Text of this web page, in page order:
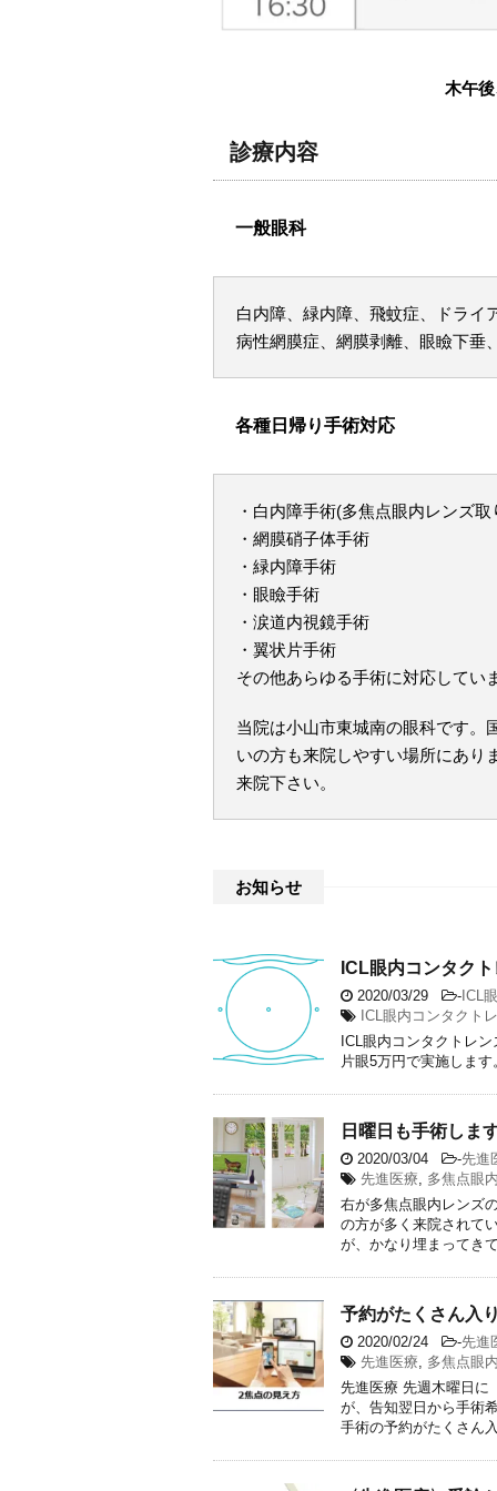
木午
診療内容
一般眼科
白内障、緑内障、飛蚊症、ドライ
病性網膜症、網膜剥離、眼瞼下垂
各種日帰り手術対応
・白内障手術(多焦点眼内レンズ取
・網膜硝子体手術
・緑内障手術
・眼瞼手術
・涙道内視鏡手術
・翼状片手術
その他あらゆる手術に対応してい
当院は小山市東城南の眼科です。
いの方も来院しやすい場所にあり
来院下さい。
お知らせ
ICL眼内コンタク
2020/03/29 - ICL
ICL眼内コンタクト
ICL眼内コンタクトレ
片眼5万円で実施します
日曜日も手術しま
2020/03/04 -先進
先進医療
多焦点眼
右が多焦点眼内レンズ
の方が多く来院されて
が、かなり埋まってき
予約がたくさん入
2020/02/24 -先進
先進医療
多焦点眼
先進医療 先週木曜日に
が、告知翌日から手術
手術の予約がたくさん